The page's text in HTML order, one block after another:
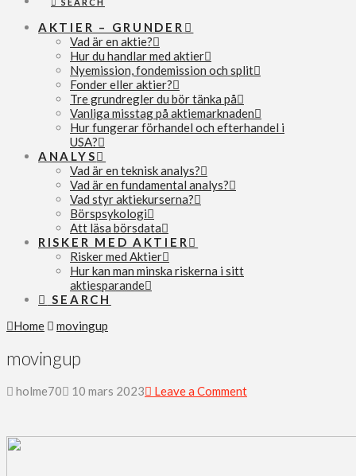
AKTIER – GRUNDER
Vad är en aktie?
Hur du handlar med aktier
Nyemission, fondemission och split
Fonder eller aktier?
Tre grundregler du bör tänka på
Vanliga misstag på aktiemarknaden
Hur fungerar förhandel och efterhandel i
USA?
ANALYS
Vad är en teknisk analys?
Vad är en fundamental analys?
Vad styr aktiekurserna?
Börspsykologi
Att läsa börsdata
RISKER MED AKTIER
Risker med Aktier
Hur kan man minska riskerna i sitt
aktiesparande
SEARCH
Home
movingup
movingup
holme70 10 mars 2023 Leave a Comment